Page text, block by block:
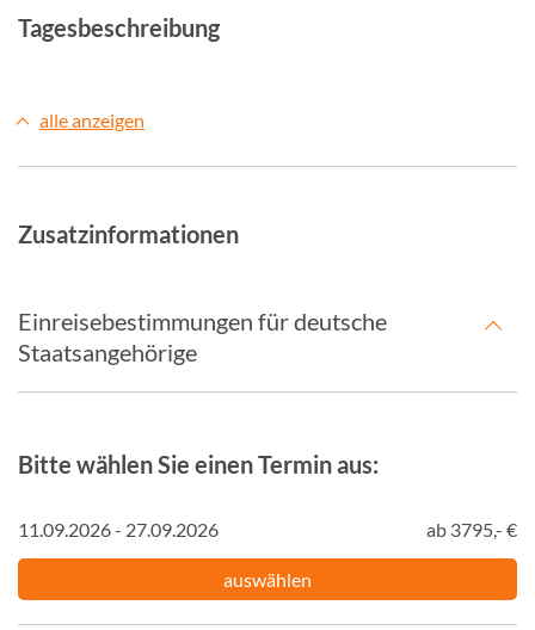
Tagesbeschreibung
alle anzeigen
Zusatzinformationen
Einreisebestimmungen für deutsche
Staatsangehörige
Bitte wählen Sie einen Termin aus:
11.09.2026 - 27.09.2026 ab 3795,- €
auswählen